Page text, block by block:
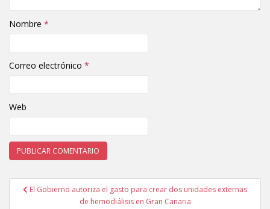
Nombre *
Correo electrónico *
Web
Navegación de entradas
El Gobierno autoriza el gasto para crear dos unidades externas
de hemodiálisis en Gran Canaria